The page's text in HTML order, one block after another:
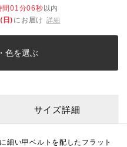
間01分06秒以内
日) にお届け 詳細
色を選ぶ
サイズ詳細
細い甲ベルトを配したフラット